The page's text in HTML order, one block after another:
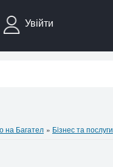
Увійти
на Багател » Бiзнес та послуги